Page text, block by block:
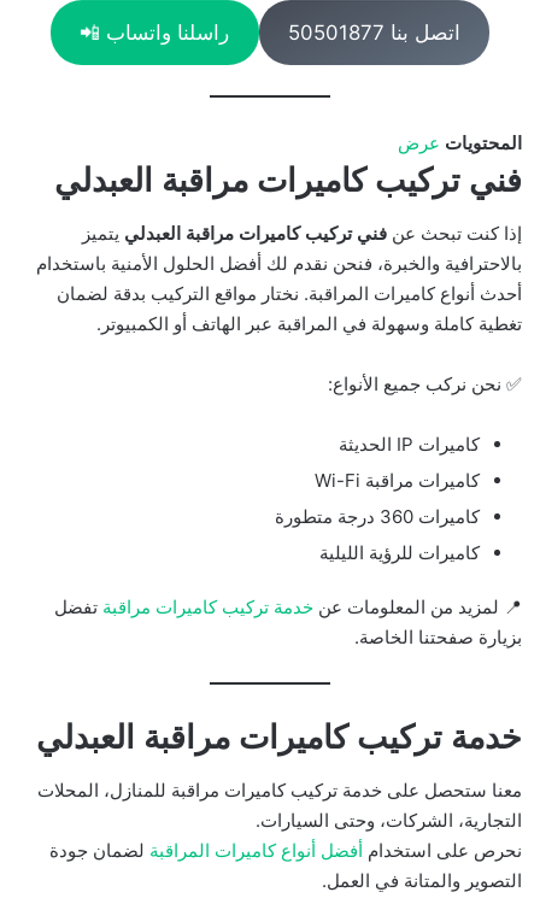
اتصل بنا 50501877 راسلنا واتساب 📲
المحتويات عرض
فني تركيب كاميرات مراقبة العبدلي
إذا كنت تبحث عن فني تركيب كاميرات مراقبة العبدلي يتميز
بالاحترافية والخبرة، فنحن نقدم لك أفضل الحلول الأمنية باستخدام
أحدث أنواع كاميرات المراقبة. نختار مواقع التركيب بدقة لضمان
تغطية كاملة وسهولة في المراقبة عبر الهاتف أو الكمبيوتر.
✅ نحن نركب جميع الأنواع:
كاميرات IP الحديثة
كاميرات مراقبة Wi-Fi
كاميرات 360 درجة متطورة
كاميرات للرؤية الليلية
📍 لمزيد من المعلومات عن خدمة تركيب كاميرات مراقبة تفضل
بزيارة صفحتنا الخاصة.
خدمة تركيب كاميرات مراقبة العبدلي
معنا ستحصل على خدمة تركيب كاميرات مراقبة للمنازل، المحلات
التجارية، الشركات، وحتى السيارات.
نحرص على استخدام أفضل أنواع كاميرات المراقبة لضمان جودة
التصوير والمتانة في العمل.